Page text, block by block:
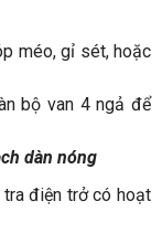
méo, gỉ sét, hoặc
bộ van 4 ngả để
dàn nóng
điện trở có hoạt